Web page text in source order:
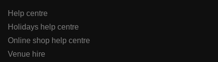
Help centre
Holidays help centre
Online shop help centre
Venue hire